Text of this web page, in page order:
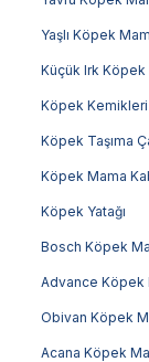
Yaşlı Köpek
Küçük Irk Köpek
Köpek Kemikleri
Köpek Taşıma
Köpek Mama
Köpek Yatağı
Bosch Köpek
Advance Köpek
Obivan Köpek
Acana Köpek